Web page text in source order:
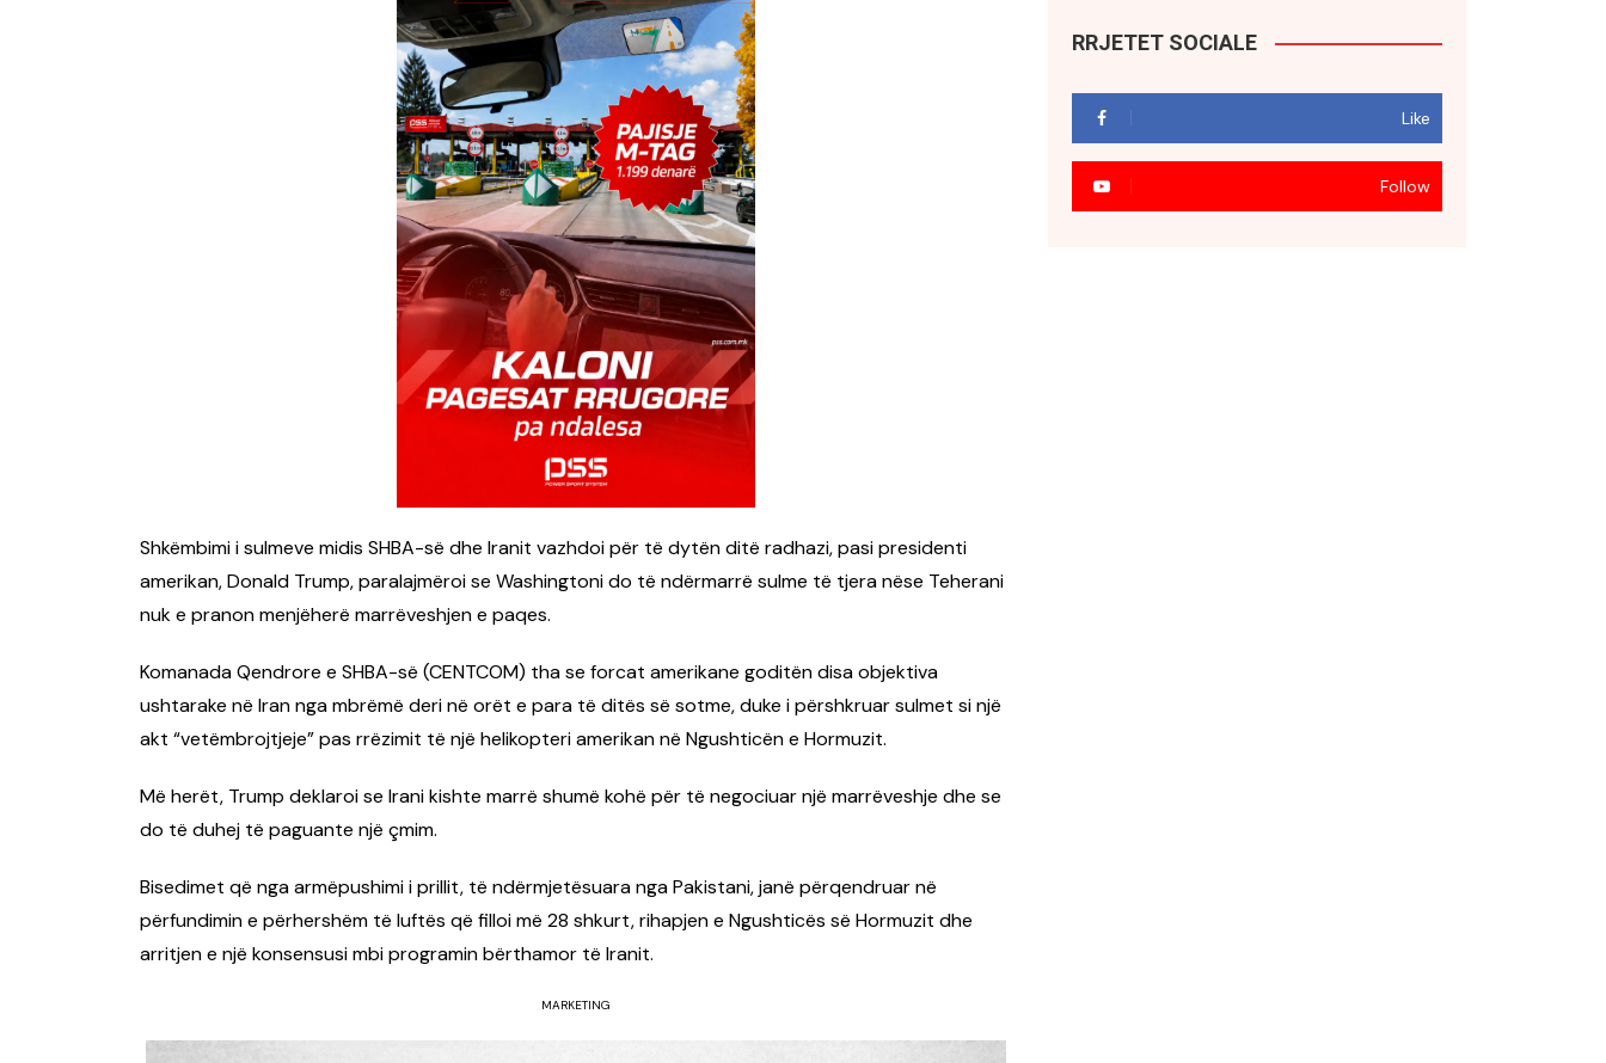
Shkëmbimi i sulmeve midis SHBA-së dhe Iranit vazhdoi për të dytën ditë radhazi, pasi presidenti
amerikan, Donald Trump, paralajmëroi se Washingtoni do të ndërmarrë sulme të tjera nëse Teherani
nuk e pranon menjëherë marrëveshjen e paqes.
Komanada Qendrore e SHBA-së (CENTCOM) tha se forcat amerikane goditën disa objektiva
ushtarake në Iran nga mbrëmë deri në orët e para të ditës së sotme, duke i përshkruar sulmet si një
akt “vetëmbrojtjeje” pas rrëzimit të një helikopteri amerikan në Ngushticën e Hormuzit.
Më herët, Trump deklaroi se Irani kishte marrë shumë kohë për të negociuar një marrëveshje dhe se
do të duhej të paguante një çmim.
Bisedimet që nga armëpushimi i prillit, të ndërmjetësuara nga Pakistani, janë përqendruar në
përfundimin e përhershëm të luftës që filloi më 28 shkurt, rihapjen e Ngushticës së Hormuzit dhe
arritjen e një konsensusi mbi programin bërthamor të Iranit.
MARKETING
RRJETET SOCIALE
Like
Follow